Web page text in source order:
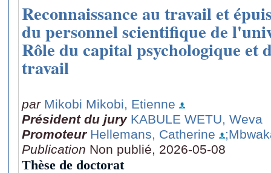
Reconnaissance au travail et
du personnel scientifique de
Rôle du capital psychologique et
travail
par Mikobi Mikobi, Etienne
Président du jury KABULE WETU, Weva
Promoteur Hellemans, Catherine
Publication Non publié, 2026-05-08
Thèse de doctorat